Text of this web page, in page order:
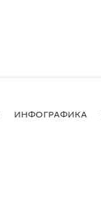
ИНФОГРАФИКА